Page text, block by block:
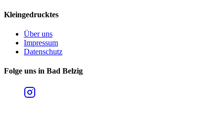
Kleingedrucktes
Über uns
Impressum
Datenschutz
Folge uns in Bad Belzig